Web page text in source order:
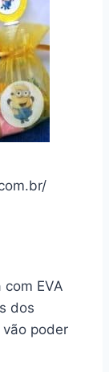
EVA
dos
poder